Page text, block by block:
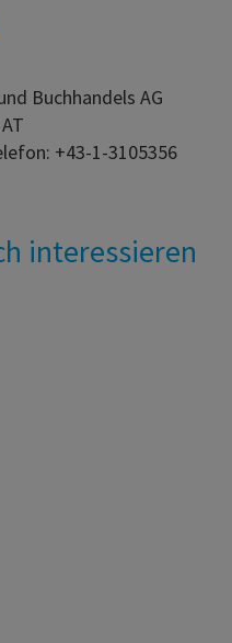
Buchhandels AG
+43-1-3105356
interessieren